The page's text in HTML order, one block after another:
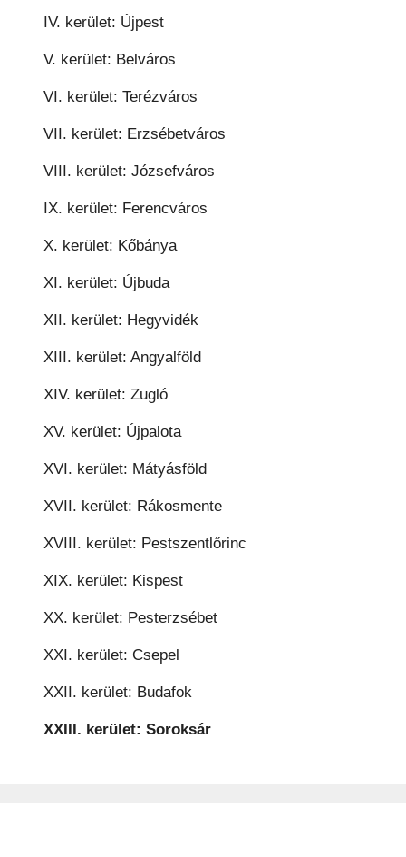
IV. kerület: Újpest
V. kerület: Belváros
VI. kerület: Terézváros
VII. kerület: Erzsébetváros
VIII. kerület: Józsefváros
IX. kerület: Ferencváros
X. kerület: Kőbánya
XI. kerület: Újbuda
XII. kerület: Hegyvidék
XIII. kerület: Angyalföld
XIV. kerület: Zugló
XV. kerület: Újpalota
XVI. kerület: Mátyásföld
XVII. kerület: Rákosmente
XVIII. kerület: Pestszentlőrinc
XIX. kerület: Kispest
XX. kerület: Pesterzsébet
XXI. kerület: Csepel
XXII. kerület: Budafok
XXIII. kerület: Soroksár